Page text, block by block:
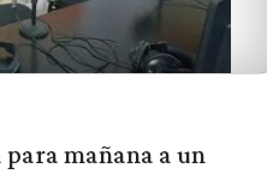
mañana a un